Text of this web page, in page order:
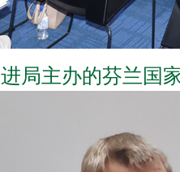
局主办的芬兰国